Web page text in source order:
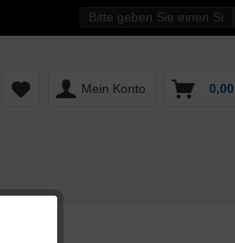
Mein Konto